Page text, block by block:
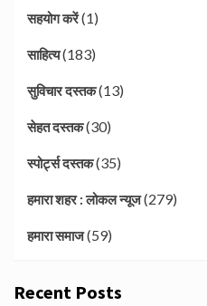
सहयोग करें(1)
साहित्य(183)
सुविचार दस्तक(13)
सेहत दस्तक(30)
स्पोर्ट्स दस्तक(35)
हमारा शहर : लोकल न्यूज(279)
हमारा समाज(59)
Recent Posts